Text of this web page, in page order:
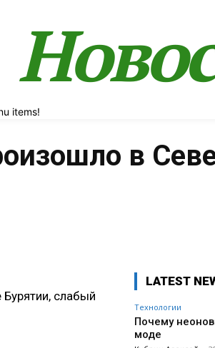
items!
в
слабый
LATEST
Технологии
Почему
моде